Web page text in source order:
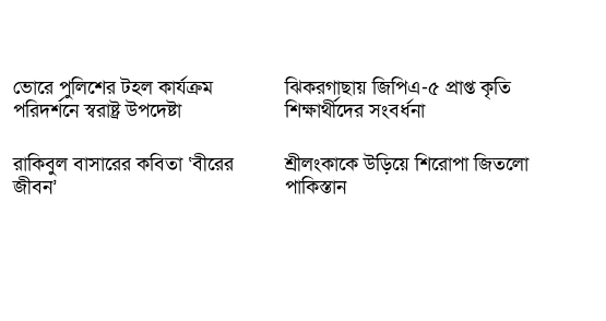
ভোরে পুলিশের টহল কার্যক্রম
পরিদর্শনে স্বরাষ্ট্র উপদেষ্টা
ঝিকরগাছায় জিপিএ-৫ প্রাপ্ত কৃতি
শিক্ষার্থীদের সংবর্ধনা
রাকিবুল বাসারের কবিতা ‘বীরের
জীবন’
শ্রীলংকাকে উড়িয়ে শিরোপা জিতলো
পাকিস্তান